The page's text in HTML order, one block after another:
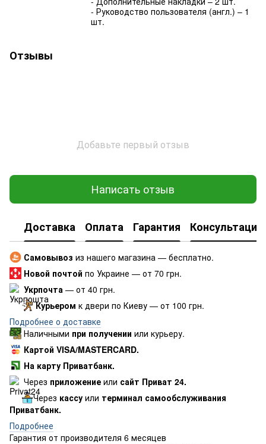
- Руководство пользователя (англ.) – 1
шт.
Отзывы
Добавьте первый отзыв
Написать отзыв
Доставка Оплата Гарантия Консультация
Самовывоз из нашего магазина — бесплатно.
Новой почтой по Украине — от 70 грн.
Укрпочта — от 40 грн.
Курьером к двери по Киеву — от 100 грн.
Подробнее о доставке
Наличными при получении или курьеру.
Картой VISA/MASTERCARD.
На карту Приватбанк.
Через приложение или сайт Приват 24.
Через кассу или терминал самообслуживания
Приватбанк.
Подробнее
Гарантия от производителя 6 месяцев